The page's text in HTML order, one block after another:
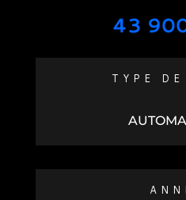
43
TYPE